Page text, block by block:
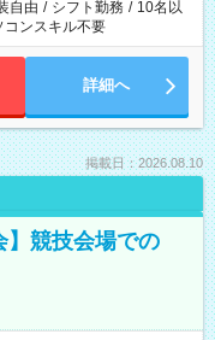
自由 / シフト勤務 / 10名以
コンスキル不要
詳細へ
掲載日：2026.08.10
】競技会場での